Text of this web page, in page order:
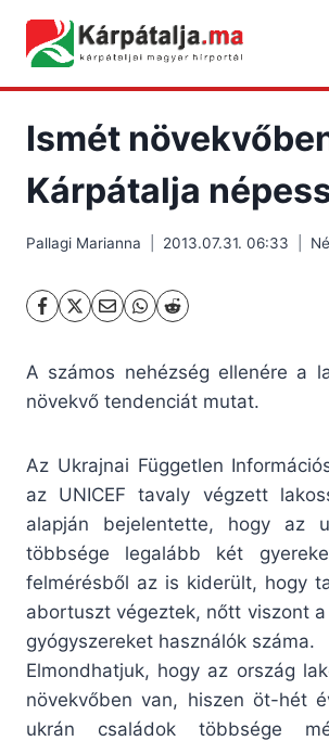
content
Ismét
Kárpátalja
Pallagi Marianna 2013.07.31. 06:33
A számos nehézség ellenére a
növekvő tendenciát mutat.
Az Ukrajnai Független
az UNICEF tavaly végzett
alapján bejelentette, hogy az
többsége legalább két
felmérésből az is kiderült, hogy
abortuszt végeztek, nőtt viszont
gyógyszereket használók száma.
Elmondhatjuk, hogy az ország
növekvőben van, hiszen öt-hét
ukrán családok többsége